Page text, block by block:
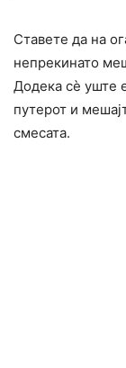
Ставете да на
непрекинато
Додека сè уште
путерот и
смесата.